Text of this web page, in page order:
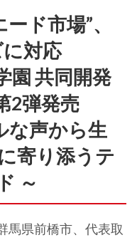
ド市場”、
対応
園 共同開発
2弾発売
な声から生
寄り添うテ
～
馬県前橋市、代表取